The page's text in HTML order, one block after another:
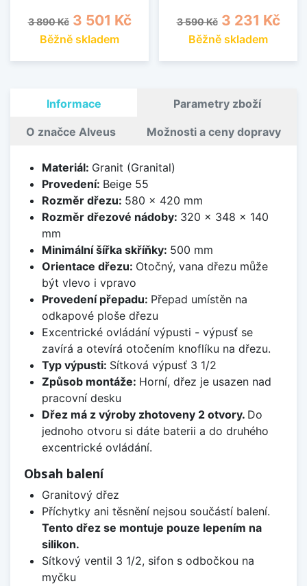
Běžná cena
3 890 Kč Cena
3 501 Kč
Běžně skladem
Běžná cena
3 590 Kč Cena
3 231 Kč
Běžně skladem
Informace Parametry zboží
O značce Alveus Možnosti a ceny dopravy
Materiál: Granit (Granital)
Provedení: Beige 55
Rozměr dřezu: 580 x 420 mm
Rozměr dřezové nádoby: 320 x 348 x 140
mm
Minimální šířka skříňky: 500 mm
Orientace dřezu: Otočný, vana dřezu může
být vlevo i vpravo
Provedení přepadu: Přepad umístěn na
odkapové ploše dřezu
Excentrické ovládání výpusti - výpusť se
zavírá a otevírá otočením knoflíku na dřezu.
Typ výpusti: Sítková výpusť 3 1/2
Způsob montáže: Horní, dřez je usazen nad
pracovní desku
Dřez má z výroby zhotoveny 2 otvory. Do
jednoho otvoru si dáte baterii a do druhého
excentrické ovládání.
Obsah balení
Granitový dřez
Příchytky ani těsnění nejsou součástí balení.
Tento dřez se montuje pouze lepením na
silikon.
Sítkový ventil 3 1/2, sifon s odbočkou na
myčku